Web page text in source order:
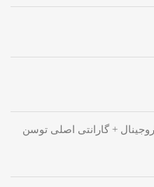
+ گارانتی اصلی توسن